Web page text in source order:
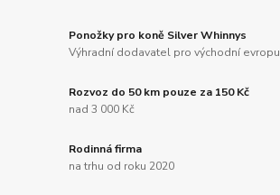
Ponožky pro koně Silver Whinnys
Výhradní dodavatel pro východní evropu
Rozvoz do 50 km pouze za 150 Kč
nad 3 000 Kč
Rodinná firma
na trhu od roku 2020